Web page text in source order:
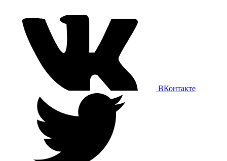
ВКонтакте